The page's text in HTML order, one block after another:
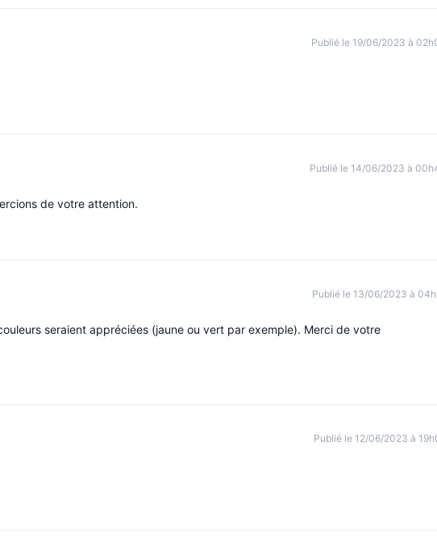
Publié le 19/06/2023 à
Publié le 14/06/2023 à
de votre attention.
Publié le 13/06/2023 à
seraient appréciées (jaune ou vert par exemple). Merci de votre
Publié le 12/06/2023 à